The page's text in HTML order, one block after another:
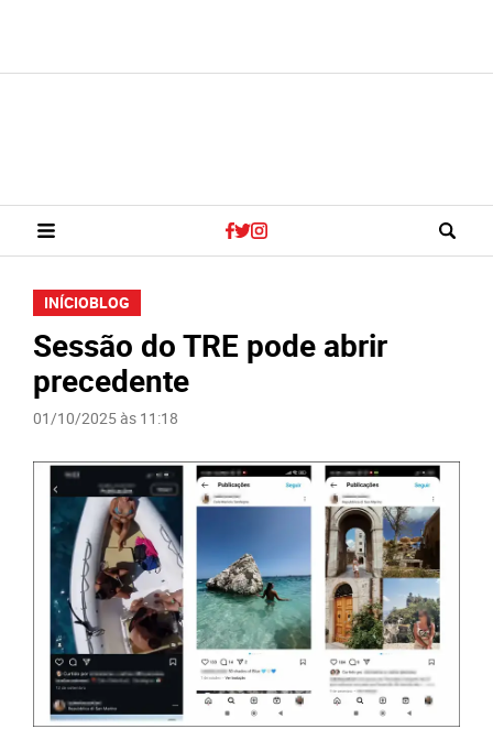
INÍCIOBLOG
Sessão do TRE pode abrir
precedente
01/10/2025 às 11:18